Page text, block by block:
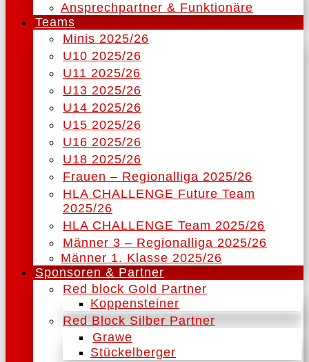
Ansprechpartner & Funktionäre
Teams
Minis 2025/26
U10 2025/26
U11 2025/26
U13 2025/26
U14 2025/26
U15 2025/26
U16 2025/26
U18 2025/26
Frauen – Regionalliga 2025/26
HLA CHALLENGE Future Team
2025/26
HLA CHALLENGE Team 2025/26
Männer 3 – Regionalliga 2025/26
Männer 1. Klasse 2025/26
Sponsoren & Partner
Red block Gold Partner
Koppensteiner
Red Block Silber Partner
Grawe
Stückelberger